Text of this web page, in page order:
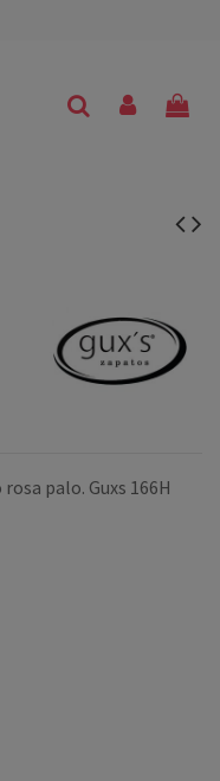
palo. Guxs 166H